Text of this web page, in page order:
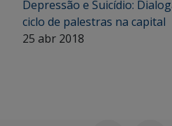
Depressão e Suicídio:
ciclo de palestras na capital
25 abr 2018